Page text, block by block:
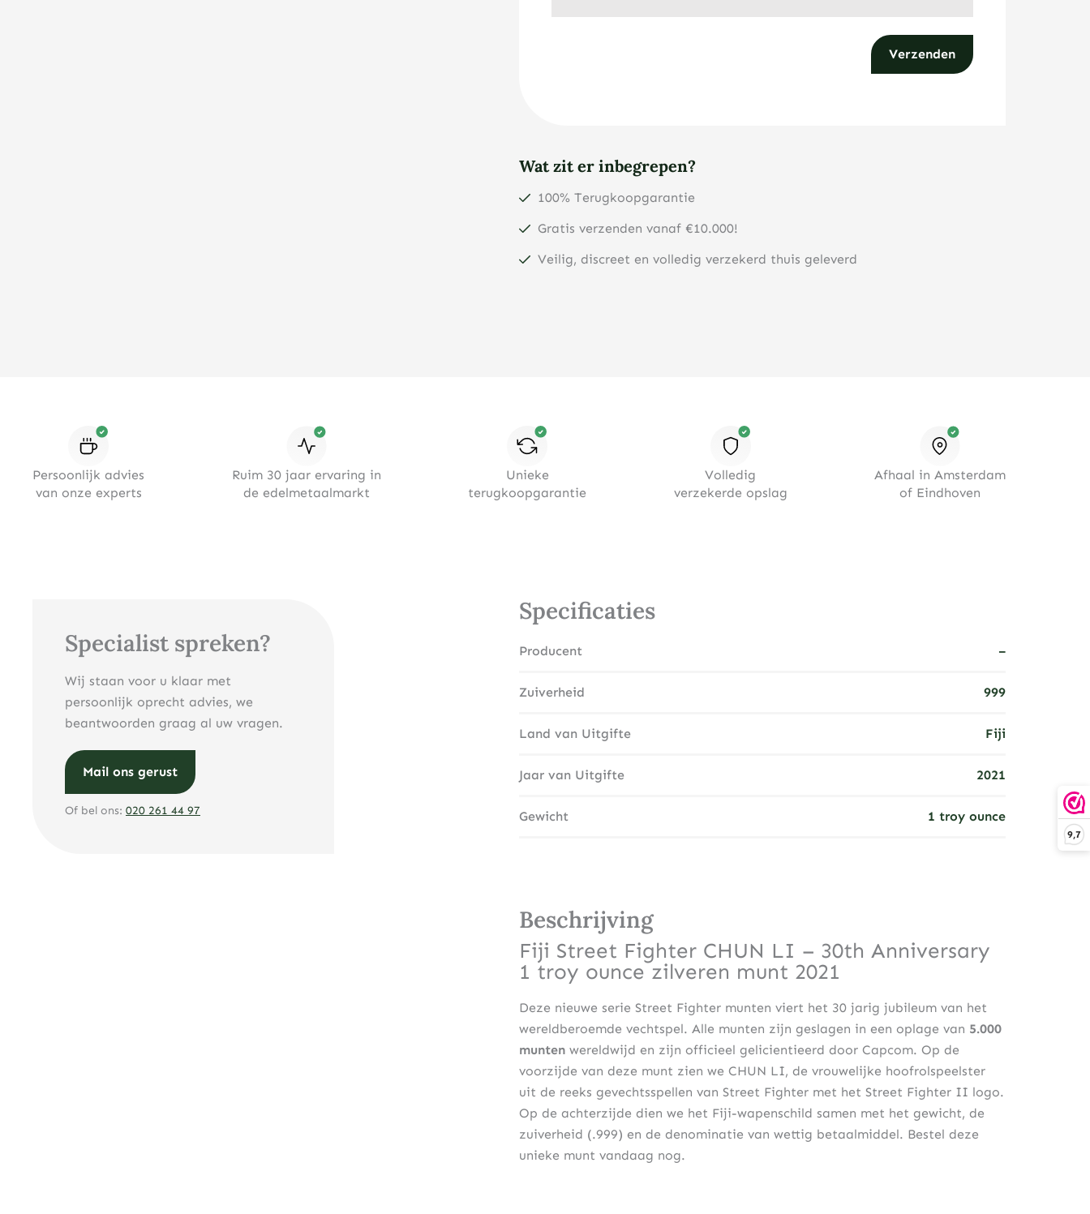
9,7
Wat zit er inbegrepen?
100% Terugkoopgarantie
Gratis verzenden vanaf €10.000!
Veilig, discreet en volledig verzekerd thuis geleverd
Persoonlijk advies
van onze experts
Ruim 30 jaar ervaring in
de edelmetaalmarkt
Unieke
terugkoopgarantie
Volledig
verzekerde opslag
Afhaal in Amsterdam
of Eindhoven
Specialist spreken?
Wij staan voor u klaar met
persoonlijk oprecht advies, we
beantwoorden graag al uw vragen.
Mail ons gerust
Of bel ons: 020 261 44 97
Specificaties
Producent –
Zuiverheid 999
Land van Uitgifte Fiji
Jaar van Uitgifte 2021
Gewicht 1 troy ounce
Beschrijving
Fiji Street Fighter CHUN LI – 30th Anniversary
1 troy ounce zilveren munt 2021
Deze nieuwe serie Street Fighter munten viert het 30 jarig jubileum van het
wereldberoemde vechtspel. Alle munten zijn geslagen in een oplage van 5.000
munten wereldwijd en zijn officieel gelicientieerd door Capcom. Op de
voorzijde van deze munt zien we CHUN LI, de vrouwelijke hoofrolspeelster
uit de reeks gevechtsspellen van Street Fighter met het Street Fighter II logo.
Op de achterzijde dien we het Fiji-wapenschild samen met het gewicht, de
zuiverheid (.999) en de denominatie van wettig betaalmiddel. Bestel deze
unieke munt vandaag nog.